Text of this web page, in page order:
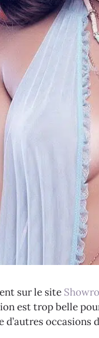
sur le site
est trop belle